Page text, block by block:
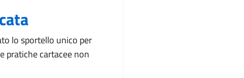
lo sportello unico per
pratiche cartacee non